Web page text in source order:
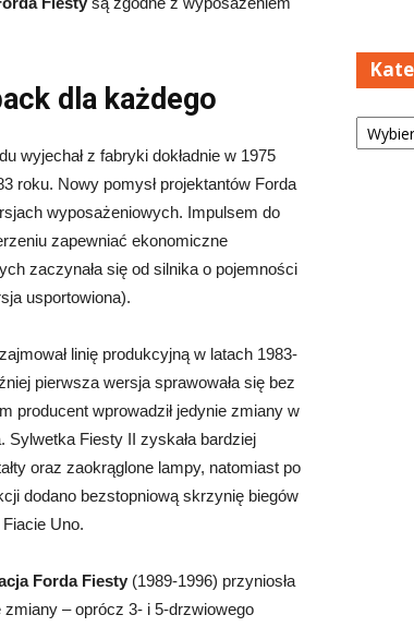
dla każdego
wyjechał z fabryki dokładnie w 1975
roku. Nowy pomysł projektantów Forda
wyposażeniowych. Impulsem do
zapewniać ekonomiczne
zaczynała się od silnika o pojemności
usportowiona).
zajmował linię produkcyjną w latach 1983-
pierwsza wersja sprawowała się bez
producent wprowadził jedynie zmiany w
Sylwetka Fiesty II zyskała bardziej
oraz zaokrąglone lampy, natomiast po
dodano bezstopniową skrzynię biegów
Uno.
Forda Fiesty (1989-1996) przyniosła
zmiany – oprócz 3- i 5-drzwiowego